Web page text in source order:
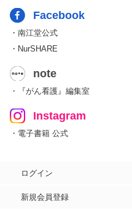
Facebook
・南江堂公式
・NurSHARE
note
・『がん看護』編集室
Instagram
・電子書籍 公式
ログイン
新規会員登録